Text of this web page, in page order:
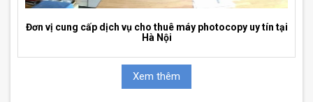
Đơn vị cung cấp dịch vụ cho thuê máy photocopy uy tín tại
Hà Nội
Xem thêm